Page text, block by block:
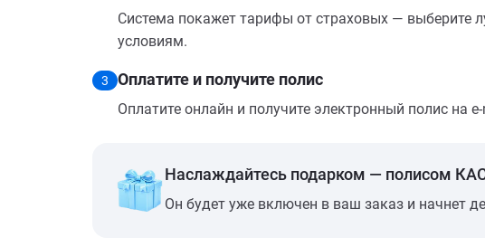
Система покажет тарифы от страховых — выберите
условиям.
3 Оплатите и получите полис
Оплатите онлайн и получите электронный полис на
Наслаждайтесь подарком — полисом
Он будет уже включен в ваш заказ и начнет